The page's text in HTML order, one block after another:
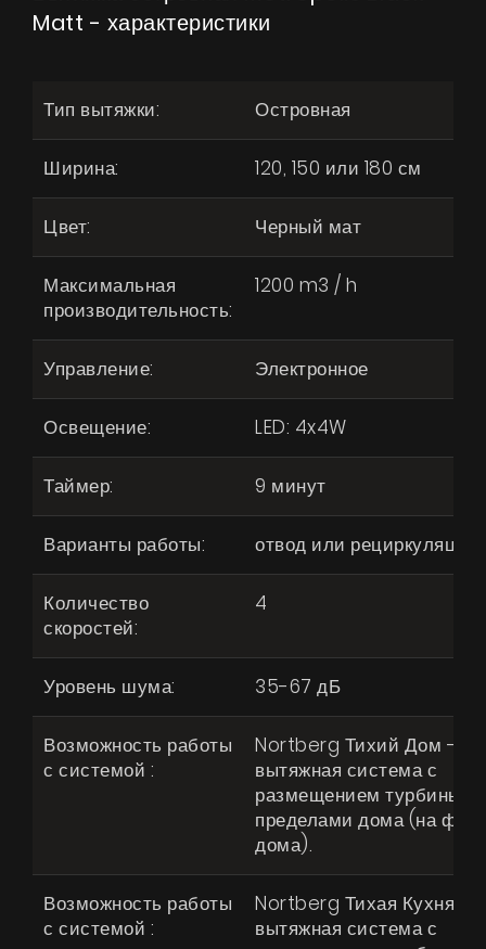
Продукты
О нас
Страница дизайнера
Техническая поддержка
Где купить
Matt - характеристики
Тип вытяжки: Островная
Ширина: 120, 150 или 180 см
Цвет: Черный мат
Максимальная
производительность:
1200 m3 / h
Управление: Электронное
Освещение: LED: 4x4W
Таймер: 9 минут
Варианты работы: отвод или рециркуляция
Количество
скоростей:
4
Уровень шума: 35-67 дБ
Возможность работы
с системой :
Nortberg Тихий Дом -
вытяжная система с
размещением турбины за
пределами дома (на
дома).
Возможность работы
с системой :
Nortberg Тихая Кухня -
вытяжная система с